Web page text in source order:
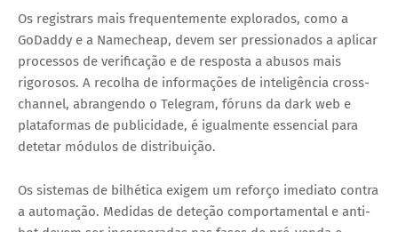
Os registrars mais frequentemente explorados, como a
GoDaddy e a Namecheap, devem ser pressionados a aplicar
processos de verificação e de resposta a abusos mais
rigorosos. A recolha de informações de inteligência cross-
channel, abrangendo o Telegram, fóruns da dark web e
plataformas de publicidade, é igualmente essencial para
detetar módulos de distribuição.
Os sistemas de bilhética exigem um reforço imediato contra
a automação. Medidas de deteção comportamental e anti-